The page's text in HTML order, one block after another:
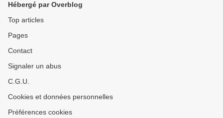
Hébergé par Overblog
Top articles
Pages
Contact
Signaler un abus
C.G.U.
Cookies et données personnelles
Préférences cookies